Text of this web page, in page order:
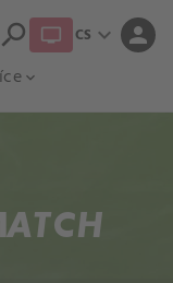
expand_more
search CS expand_more person